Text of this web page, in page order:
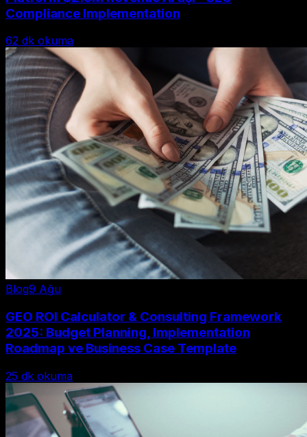
Compliance Implementation
62 dk okuma
Blog9 Ağu
GEO ROI Calculator & Consulting Framework
2025: Budget Planning, Implementation
Roadmap ve Business Case Template
25 dk okuma